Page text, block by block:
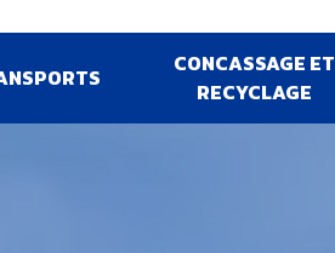
CONCASSAGE ET
RECYCLAGE